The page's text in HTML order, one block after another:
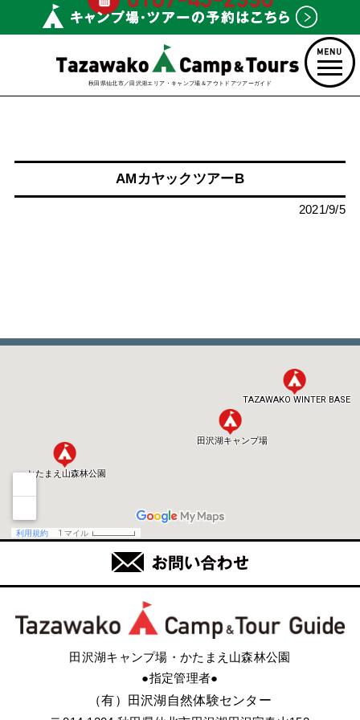
秋田県仙北市／田沢湖エリア・キャンプ場＆アウトドアツアーガイド
AMカヤックツアーB
2021/9/5
田沢湖キャンプ場・かたまえ山森林公園
●指定管理者●
（有）田沢湖自然体験センター